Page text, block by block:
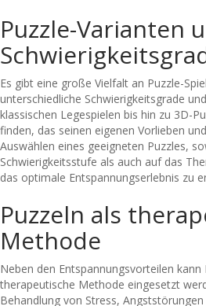
Puzzle-Varianten
Es gibt eine große Vielfalt an Puzzle-
unterschiedliche Schwierigkeitsgrade
klassischen Legespielen bis hin zu 3D-
finden, das seinen eigenen Vorlieben
Auswählen eines geeigneten Puzzles,
Schwierigkeitsstufe als auch auf das
das optimale Entspannungserlebnis zu
Puzzeln als
Methode
Neben den Entspannungsvorteilen kann
therapeutische Methode eingesetzt
Behandlung von Stress,